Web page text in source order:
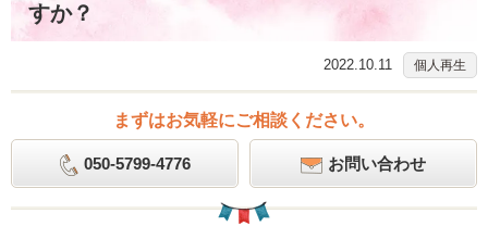
すか？
2022.10.11 個人再生
まずはお気軽にご相談ください。
050-5799-4776 お問い合わせ